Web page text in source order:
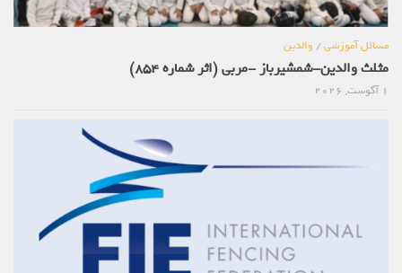
مسائل آموزشی/ والدین
مثلث والدین-شمشیرباز -مربی (اثر شماره 854)
1 آگوست, 2026